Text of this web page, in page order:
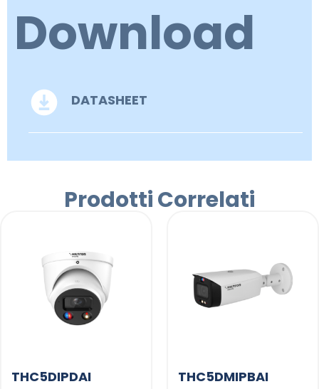
Download
DATASHEET
Prodotti Correlati
THC5DIPDAI THC5DMIPBAI